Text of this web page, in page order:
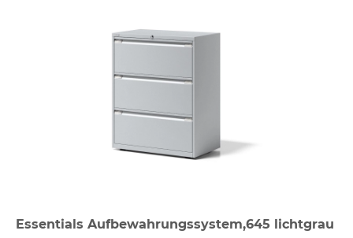
Essentials Aufbewahrungssystem,645 lichtgrau